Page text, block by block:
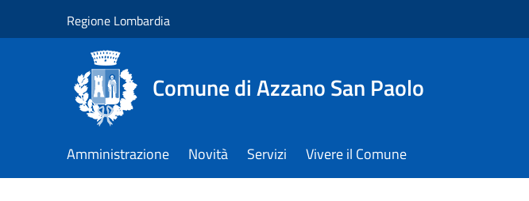
Regione Lombardia
Comune di Azzano San Paolo
Amministrazione Novità Servizi Vivere il Comune